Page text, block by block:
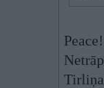
Peace!